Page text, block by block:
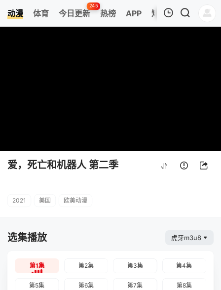
动漫 体育 今日更新
245
热榜 APP 短剧
爱，死亡和机器人 第二季
2021 美国 欧美动漫
选集播放 虎牙m3u8
第1集 第2集 第3集 第4集
第5集 第6集 第7集 第8集